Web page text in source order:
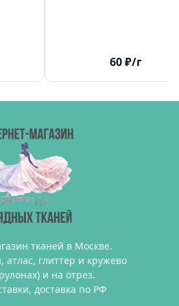
60₽/г
тканей в Москве.
атлас, глиттер и кружево
и на отрез.
доставка по РФ